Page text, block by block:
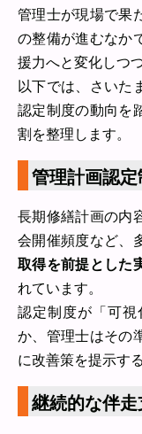
管理士が現場で果
の整備が進むなか
援力へと変化しつ
以下では、さいた
認定制度の動向を
割を整理します。
管理計画認
長期修繕計画の内
会開催頻度など、
取得を前提とした
れています。
認定制度が「可
か、管理士はその
に改善策を提示す
継続的な伴